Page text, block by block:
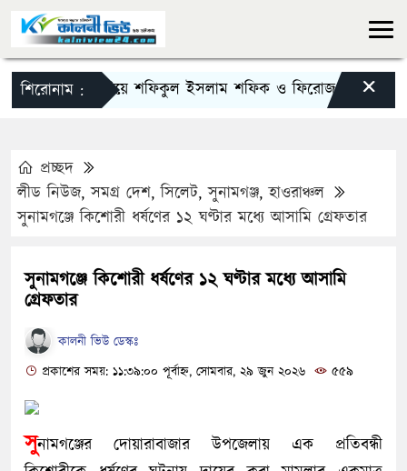
শিরোনাম :
দিরাইয়ে শফিকুল ইসলাম শফিক ও ফিরোজ খানকে স্মরণে
×
প্রচ্ছদ
লীড নিউজ,সমগ্র দেশ,সিলেট,সুনামগঞ্জ,হাওরাঞ্চল
সুনামগঞ্জে কিশোরী ধর্ষণের ১২ ঘণ্টার মধ্যে আসামি গ্রেফতার
সুনামগঞ্জে কিশোরী ধর্ষণের ১২ ঘণ্টার মধ্যে আসামি
গ্রেফতার
কালনী ভিউ ডেস্কঃ
প্রকাশের সময়: ১১:৩৯:০০ পূর্বাহ্ন, সোমবার, ২৯ জুন ২০২৬
৫৫৯
সুনামগঞ্জের দোয়ারাবাজার উপজেলায় এক প্রতিবন্ধী